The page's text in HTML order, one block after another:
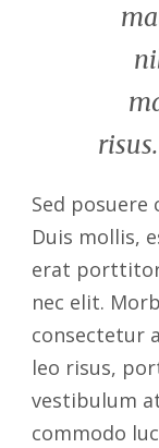
Sed
Duis mollis,
erat porttitor
nec elit.
consectetur
leo risus,
vestibulum
commodo